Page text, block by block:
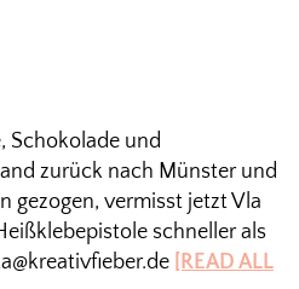
Schokolade und
zurück nach Münster und
gezogen, vermisst jetzt Vla
schneller als
[READ ALL